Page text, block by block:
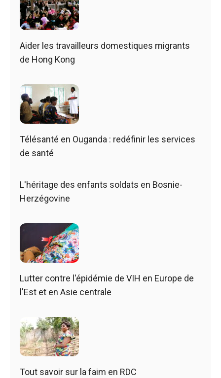
Aider les travailleurs domestiques migrants
de Hong Kong
Télésanté en Ouganda : redéfinir les services
de santé
L'héritage des enfants soldats en Bosnie-
Herzégovine
Lutter contre l'épidémie de VIH en Europe de
l'Est et en Asie centrale
Tout savoir sur la faim en RDC